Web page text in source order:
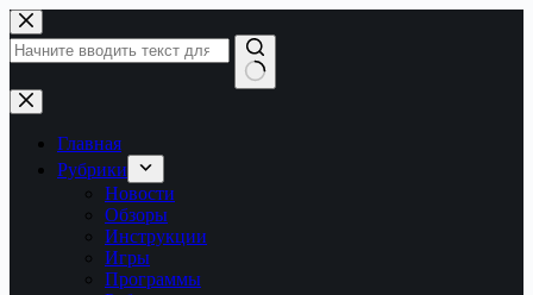
Перейти
к
сути
Ничего
не
найденоГлавная
Рубрики
Новости
Обзоры
Инструкции
Игры
Программы